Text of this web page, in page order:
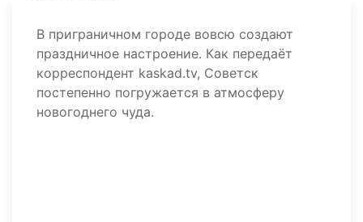
В приграничном городе вовсю создают
праздничное настроение. Как передаёт
корреспондент kaskad.tv, Советск
постепенно погружается в атмосферу
новогоднего чуда.